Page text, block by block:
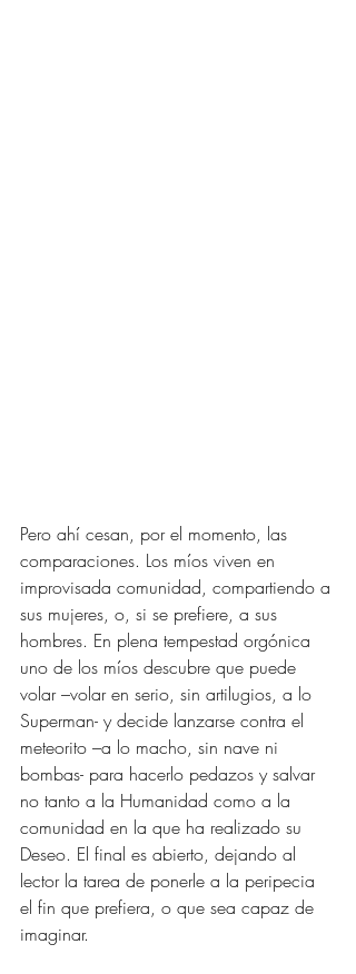
Pero ahí cesan, por el momento, las
comparaciones. Los míos viven en
improvisada comunidad, compartiendo a
sus mujeres, o, si se prefiere, a sus
hombres. En plena tempestad orgónica
uno de los míos descubre que puede
volar –volar en serio, sin artilugios, a lo
Superman- y decide lanzarse contra el
meteorito –a lo macho, sin nave ni
bombas- para hacerlo pedazos y salvar
no tanto a la Humanidad como a la
comunidad en la que ha realizado su
Deseo. El final es abierto, dejando al
lector la tarea de ponerle a la peripecia
el fin que prefiera, o que sea capaz de
imaginar.